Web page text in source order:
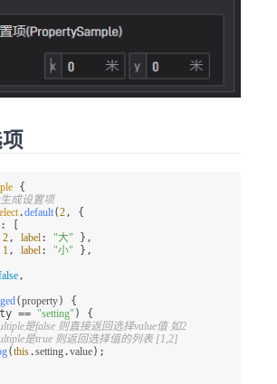
{
成设置项
.default(2, {
: [
2, label: "大" },
1, label: "小" },
,
(property) {
== "setting" ) {
是false 则直接返回选择value值 如2
是true 则返回选择值的列表 [1,2]
(this.setting.value);